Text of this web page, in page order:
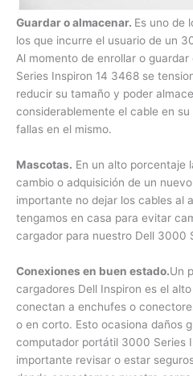
Guardar o almacenar. Es uno de
en los que incurre el usuario de
3468. Al momento de enrollar o
cargador 3000 Series Inspiron
dobla mucho para reducir su
mejor. Esto afecta
interna, ocasionando fallas en el
Mascotas.
En un alto porcentaje
cambio o adquisición de un
importante no dejar los cables al
que tengamos en casa para
nuevo cargador para nuestro Dell
Conexiones en buen estado. Un
los cargadores Dell Inspiron es el
se conectan a enchufes o
estado o en corto. Esto ocasiona
cargador y en el computador